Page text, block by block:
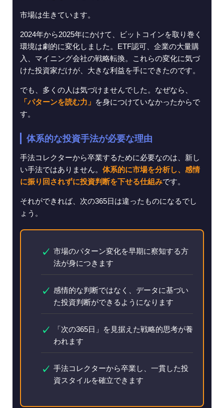
市場は生きています。
2024年から2025年にかけて、ビットコインを取り巻く
環境は劇的に変化しました。ETF認可、企業の大量購
入、マイニング会社の戦略転換。これらの変化に気づ
けた投資家だけが、大きな利益を手にできたのです。
でも、多くの人は気づけませんでした。なぜなら、
「パターンを読む力」 を身につけていなかったからで
す。
体系的な投資手法が必要な理由
手法コレクターから卒業するために必要なのは、新し
い手法ではありません。 体系的に市場を分析し、感情
に振り回されずに投資判断を下せる仕組みです。
それができれば、次の365日は違ったものになるでし
ょう。
市場のパターン変化を早期に察知する方
法が身につきます
感情的な判断ではなく、データに基づい
た投資判断ができるようになります
「次の365日」を見据えた戦略的思考が養
われます
手法コレクターから卒業し、一貫した投
資スタイルを確立できます